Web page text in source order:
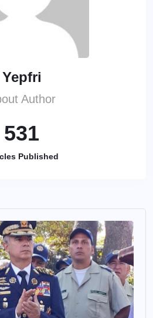
Yepfri
Author
531
Published